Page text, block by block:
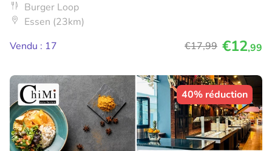
Burger Loop
Essen (23km)
Vendu : 17
€17,99 €12,99
40% réduction